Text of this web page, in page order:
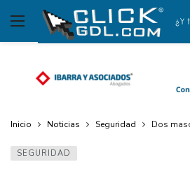
Inicio Noticias Seguridad Dos
SEGURIDAD